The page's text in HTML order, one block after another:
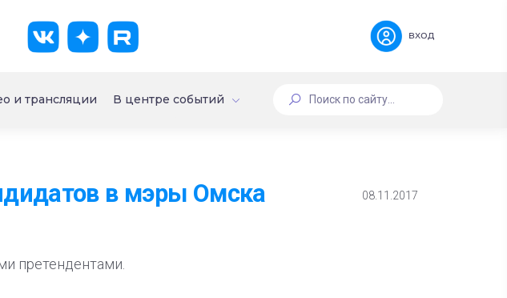
вход
и трансляции В центре событий
в мэры Омска 08.11.2017
претендентами.